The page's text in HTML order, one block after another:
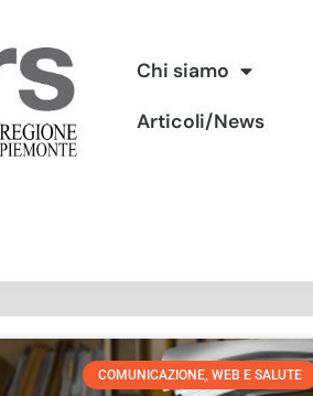
Chi siamo
Articoli/News
COMUNICAZIONE, WEB E SALUTE